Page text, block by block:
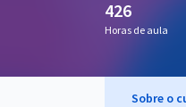
426
Horas de aula
Sobre o